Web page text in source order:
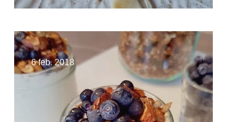
6 feb. 2018